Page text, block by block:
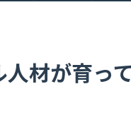
人材が育